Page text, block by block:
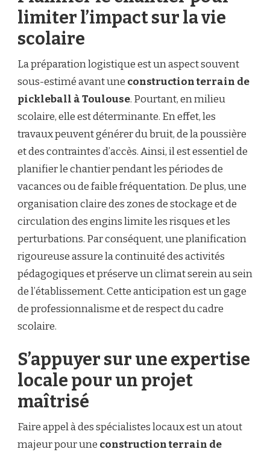
limiter l’impact sur la vie
scolaire
La préparation logistique est un aspect souvent
sous-estimé avant une construction terrain de
pickleball à Toulouse. Pourtant, en milieu
scolaire, elle est déterminante. En effet, les
travaux peuvent générer du bruit, de la poussière
et des contraintes d’accès. Ainsi, il est essentiel de
planifier le chantier pendant les périodes de
vacances ou de faible fréquentation. De plus, une
organisation claire des zones de stockage et de
circulation des engins limite les risques et les
perturbations. Par conséquent, une planification
rigoureuse assure la continuité des activités
pédagogiques et préserve un climat serein au sein
de l’établissement. Cette anticipation est un gage
de professionnalisme et de respect du cadre
scolaire.
S’appuyer sur une expertise
locale pour un projet
maîtrisé
Faire appel à des spécialistes locaux est un atout
majeur pour une construction terrain de